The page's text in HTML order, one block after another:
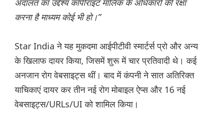
अदालत का उद्देश्य कॉपीराइट मालिक के अधिकारों की रक्षा
करना है माध्यम कोई भी हो।”
Star India ने यह मुकदमा आईपीटीवी स्मार्टर्स प्रो और अन्य
के खिलाफ दायर किया, जिसमें शुरू में चार प्रतिवादी थे। कई
अनजान रोग वेबसाइट्स थीं। बाद में कंपनी ने सात अतिरिक्त
याचिकाएं दायर कर तीन नई रोग मोबाइल ऐप्स और 16 नई
वेबसाइट्स/URLs/UI को शामिल किया।